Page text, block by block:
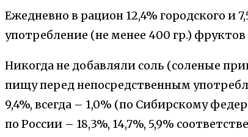
Ежедневно в рацион 12,4% городского и
употребление (не менее 400 гр.)
Никогда не добавляли соль (соленые
пищу перед непосредственным
9,4%, всегда – 1,0% (по Сибирскому
по России – 18,3%, 14,7%, 5,9%